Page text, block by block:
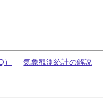
気象観測統計の解説